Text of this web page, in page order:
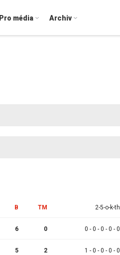
Pro média Archiv
B TM 2-5-o-k-th
6 0 0 - 0 - 0 - 0 - 0
5 2 1 - 0 - 0 - 0 - 0